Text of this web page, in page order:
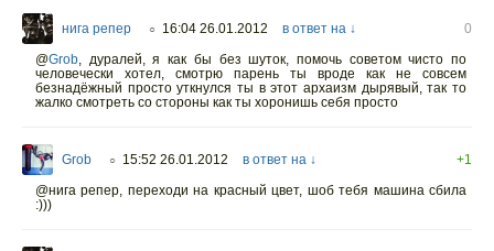
нига репер ○ 16:04 26.01.2012 в ответ на ↓
0
@Grob, дуралей, я как бы без шуток, помочь советом чисто по
человечески хотел, смотрю парень ты вроде как не совсем
безнадёжный просто уткнулся ты в этот архаизм дырявый, так то
жалко смотреть со стороны как ты хоронишь себя просто
Grob ○ 15:52 26.01.2012 в ответ на ↓
+1
@нига репер, переходи на красный цвет, шоб тебя машина сбила
:)))